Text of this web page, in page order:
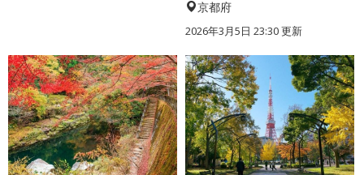
京都府
2026年3月5日 23:30 更新